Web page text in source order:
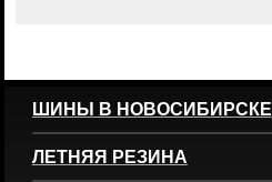
ШИНЫ В НОВОСИБИРСКЕ
ЛЕТНЯЯ РЕЗИНА